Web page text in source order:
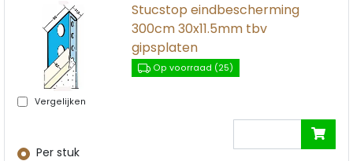
Vergelijken
Stucstop eindbescherming
300cm 30x11.5mm tbv
gipsplaten
Op voorraad (25)
Per stuk